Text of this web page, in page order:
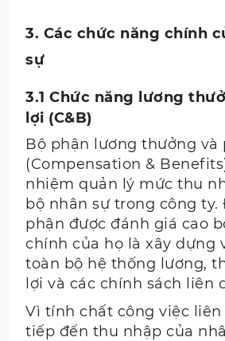
3. Các chức năng chính
sự
3.1 Chức năng lương
lợi (C&B)
Bộ phận lương thưởng và
(Compensation &
nhiệm quản lý mức thu
bộ nhân sự trong công ty.
phận được đánh giá cao
chính của họ là xây dựng
toàn bộ hệ thống lương,
lợi và các chính sách liên
Vì tính chất công việc
tiếp đến thu nhập của